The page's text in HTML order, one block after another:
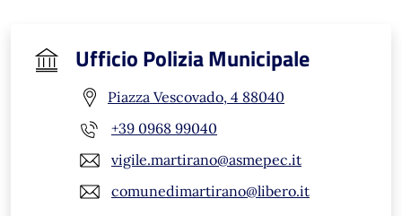
Ufficio Polizia Municipale
Piazza Vescovado, 4 88040
+39 0968 99040
vigile.martirano@asmepec.it
comunedimartirano@libero.it